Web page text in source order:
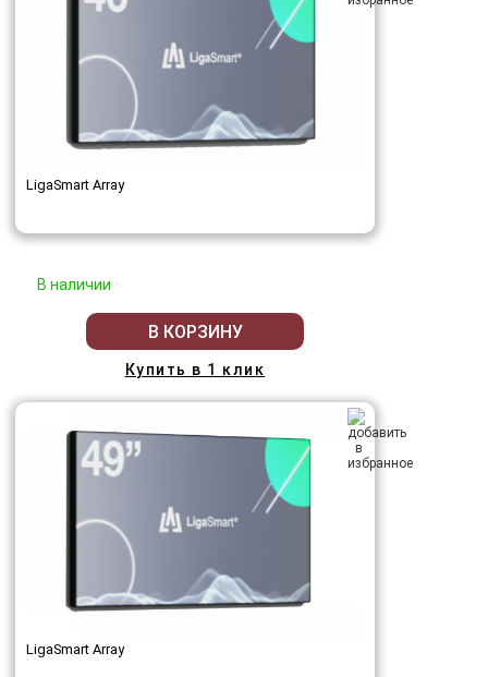
LigaSmart Array
В наличии
В КОРЗИНУ
Купить в 1 клик
LigaSmart Array